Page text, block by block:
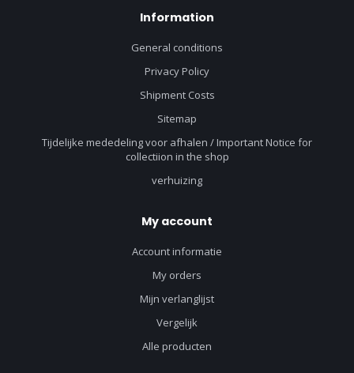
Information
General conditions
Privacy Policy
Shipment Costs
Sitemap
Tijdelijke mededeling voor afhalen / Important Notice for
collectiion in the shop
verhuizing
My account
Account informatie
My orders
Mijn verlanglijst
Vergelijk
Alle producten